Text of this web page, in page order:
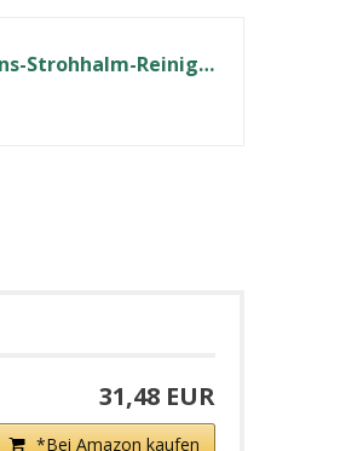
Membrane Solutions Tragbarer Wasserfilter-Strohhalm-Filtrations-Strohhalm-Reiniger, Überlebensausrüstung für Wandern, Camping, Reisen und Notfall, Blau, 4 Stück
31,48 EUR
*Bei Amazon kaufen